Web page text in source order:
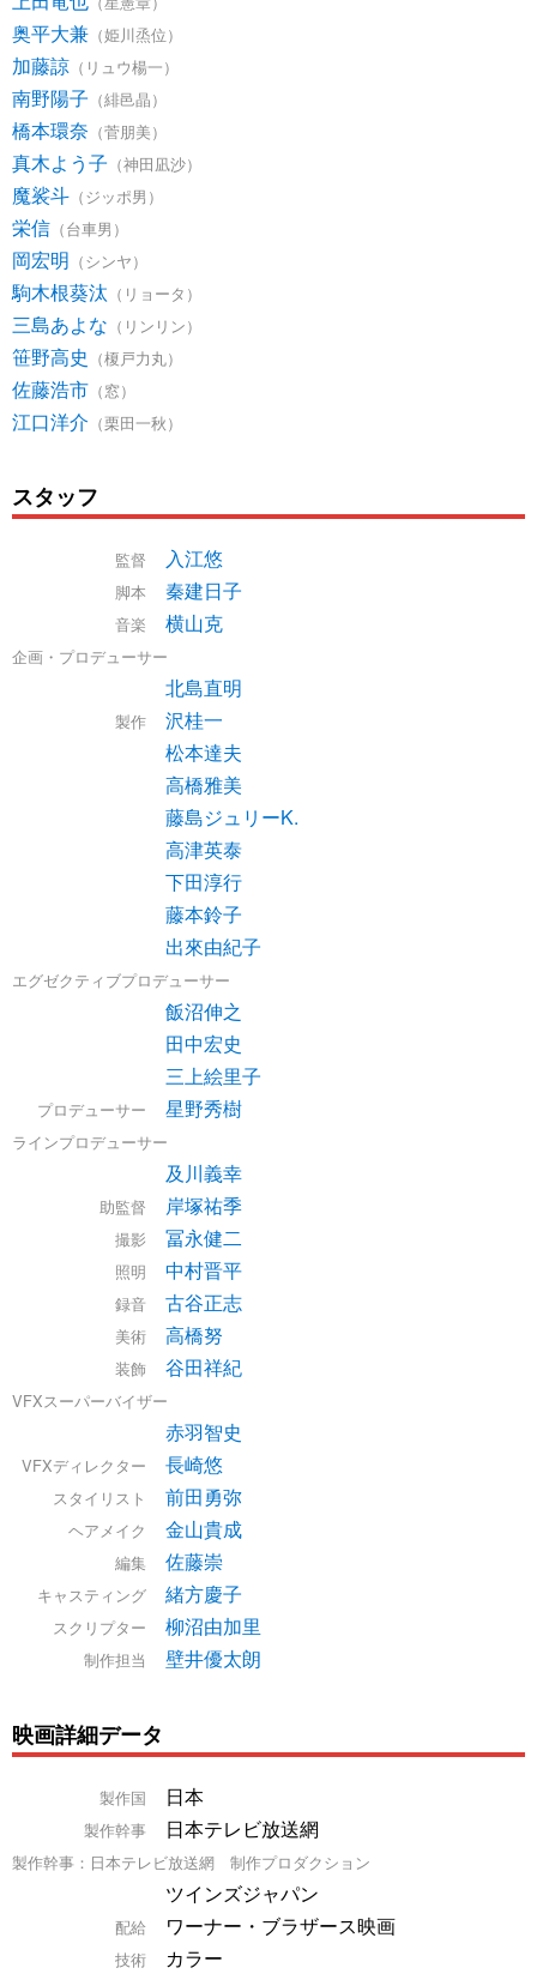
奥平大兼 （姫川烝位）
加藤諒 （リュウ楊一）
南野陽子 （緋邑晶）
橋本環奈 （菅朋美）
真木よう子 （神田凪沙）
魔裟斗 （ジッポ男）
栄信 （台車男）
岡宏明 （シンヤ）
駒木根葵汰 （リョータ）
三島あよな （リンリン）
笹野高史 （榎戸力丸）
佐藤浩市 （窓）
江口洋介 （栗田一秋）
スタッフ
監督 入江悠
脚本 秦建日子
音楽 横山克
企画・プロデューサー
北島直明
製作
沢桂一
松本達夫
高橋雅美
藤島ジュリーK.
高津英泰
下田淳行
藤本鈴子
出來由紀子
エグゼクティブプロデューサー
飯沼伸之
田中宏史
三上絵里子
プロデューサー 星野秀樹
ラインプロデューサー
及川義幸
助監督 岸塚祐季
撮影 冨永健二
照明 中村晋平
録音 古谷正志
美術 高橋努
装飾 谷田祥紀
VFXスーパーバイザー
赤羽智史
VFXディレクター 長崎悠
スタイリスト 前田勇弥
ヘアメイク 金山貴成
編集 佐藤崇
キャスティング 緒方慶子
スクリプター 柳沼由加里
制作担当 壁井優太朗
映画詳細データ
製作国 日本
製作幹事 日本テレビ放送網
製作幹事：日本テレビ放送網 制作プロダクション
ツインズジャパン
配給 ワーナー・ブラザース映画
技術 カラー